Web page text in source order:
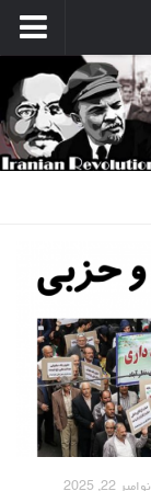
نوامبر 22, 2025